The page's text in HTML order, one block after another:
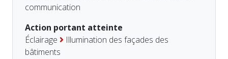
communication
Action portant atteinte
Éclairage
Illumination des façades des
bâtiments